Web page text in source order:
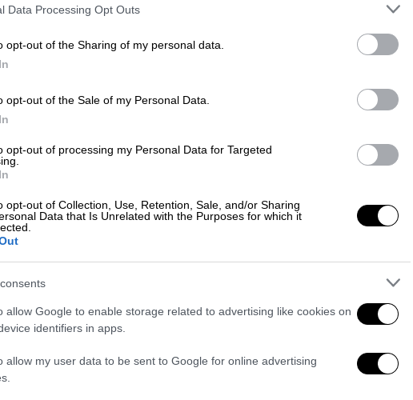
Data Processing Opt Outs
opt-out of the Sharing of my personal data.
opt-out of the Sale of my Personal Data.
opt-out of processing my Personal Data for Targeted
opt-out of Collection, Use, Retention, Sale, and/or Sharing
Data that Is Unrelated with the Purposes for which it
allow Google to enable storage related to advertising like cookies on
identifiers in apps.
allow my user data to be sent to Google for online advertising
για τον θάνατο του Μάθιου Πέρι -
κάθειρξη
της εποχής μας, αποκάλυψε σε
της έγινε πρόταση για να εμφανιστεί
όμως απέρριψε. Παρά την απόφασή της
τη στιγμή, η Cardi B
Bowl στο μέλλον
της. Το επόμενο άλμπουμ της, με
κυκλοφορήσει στις 19 Σεπτεμβρίου,
στους θαυμαστές της.
down the Super Bowl Halftime